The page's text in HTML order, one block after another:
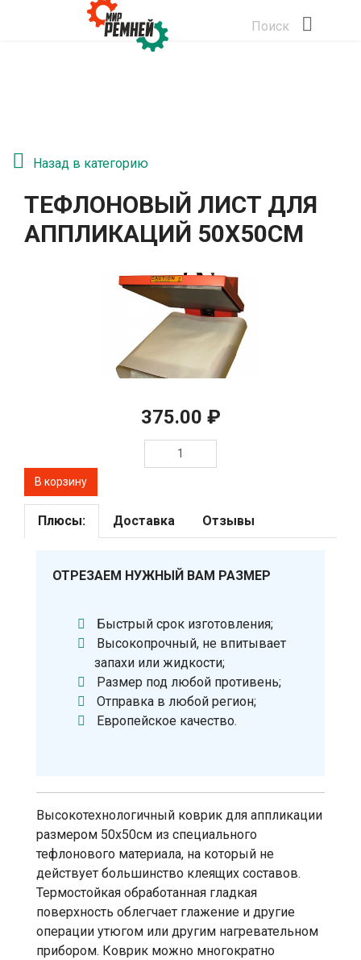
Поиск
Назад в категорию
ТЕФЛОНОВЫЙ ЛИСТ ДЛЯ
АППЛИКАЦИЙ 50Х50СМ
375.00 ₽
Плюсы: Доставка Отзывы
ОТРЕЗАЕМ НУЖНЫЙ ВАМ РАЗМЕР
Быстрый срок изготовления;
Высокопрочный, не впитывает
запахи или жидкости;
Размер под любой противень;
Отправка в любой регион;
Европейское качество.
Высокотехнологичный коврик для аппликации
размером 50х50см из специального
тефлонового материала, на который не
действует большинство клеящих составов.
Термостойкая обработанная гладкая
поверхность облегчает глажение и другие
операции утюгом или другим нагревательном
прибором. Коврик можно многократно